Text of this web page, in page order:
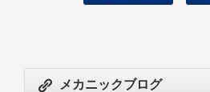
メカニックブログ